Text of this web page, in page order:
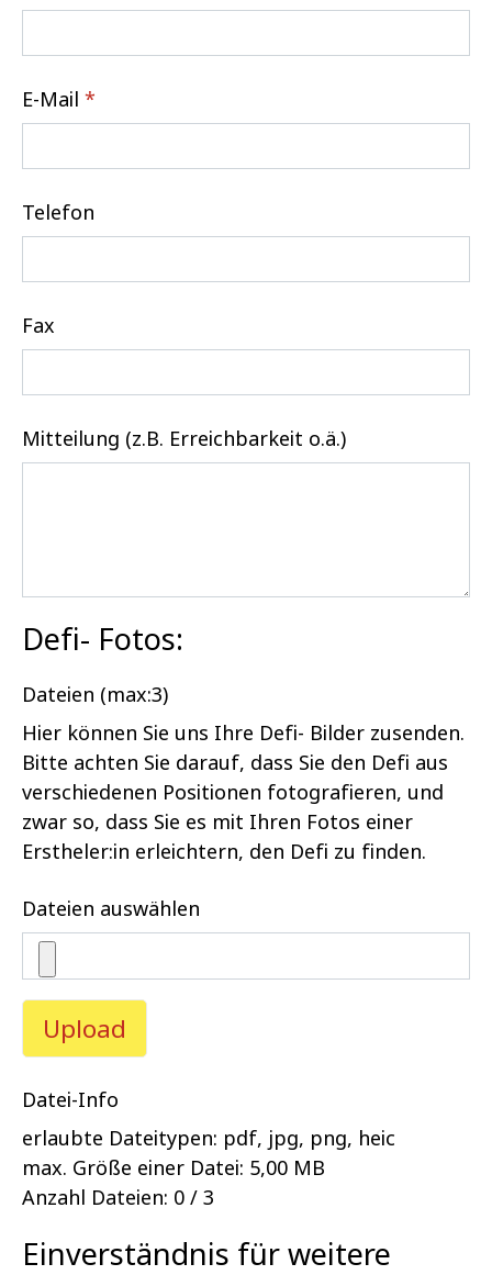
E-Mail *
Telefon
Fax
Mitteilung (z.B. Erreichbarkeit o.ä.)
Defi- Fotos:
Dateien (max:3)
Hier können Sie uns Ihre Defi- Bilder zusenden.
Bitte achten Sie darauf, dass Sie den Defi aus
verschiedenen Positionen fotografieren, und
zwar so, dass Sie es mit Ihren Fotos einer
Erstheler:in erleichtern, den Defi zu finden.
Dateien auswählen
Datei-Info
erlaubte Dateitypen: pdf, jpg, png, heic
max. Größe einer Datei: 5,00 MB
Anzahl Dateien: 0 / 3
Einverständnis für weitere